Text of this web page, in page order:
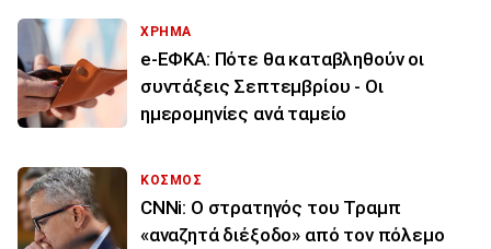
ΧΡΗΜΑ
e-ΕΦΚΑ: Πότε θα καταβληθούν οι
συντάξεις Σεπτεμβρίου - Οι
ημερομηνίες ανά ταμείο
ΚΟΣΜΟΣ
CNNi: Ο στρατηγός του Τραμπ
«αναζητά διέξοδο» από τον πόλεμο